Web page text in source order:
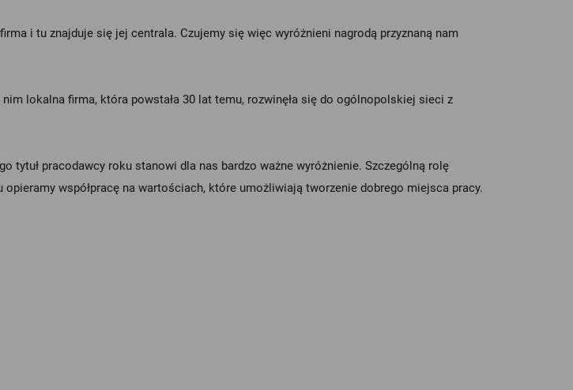
i tu znajduje się jej centrala. Czujemy się więc wyróżnieni nagrodą przyznaną nam
lokalna firma, która powstała 30 lat temu, rozwinęła się do ogólnopolskiej sieci z
pracodawcy roku stanowi dla nas bardzo ważne wyróżnienie. Szczególną rolę
współpracę na wartościach, które umożliwiają tworzenie dobrego miejsca pracy.